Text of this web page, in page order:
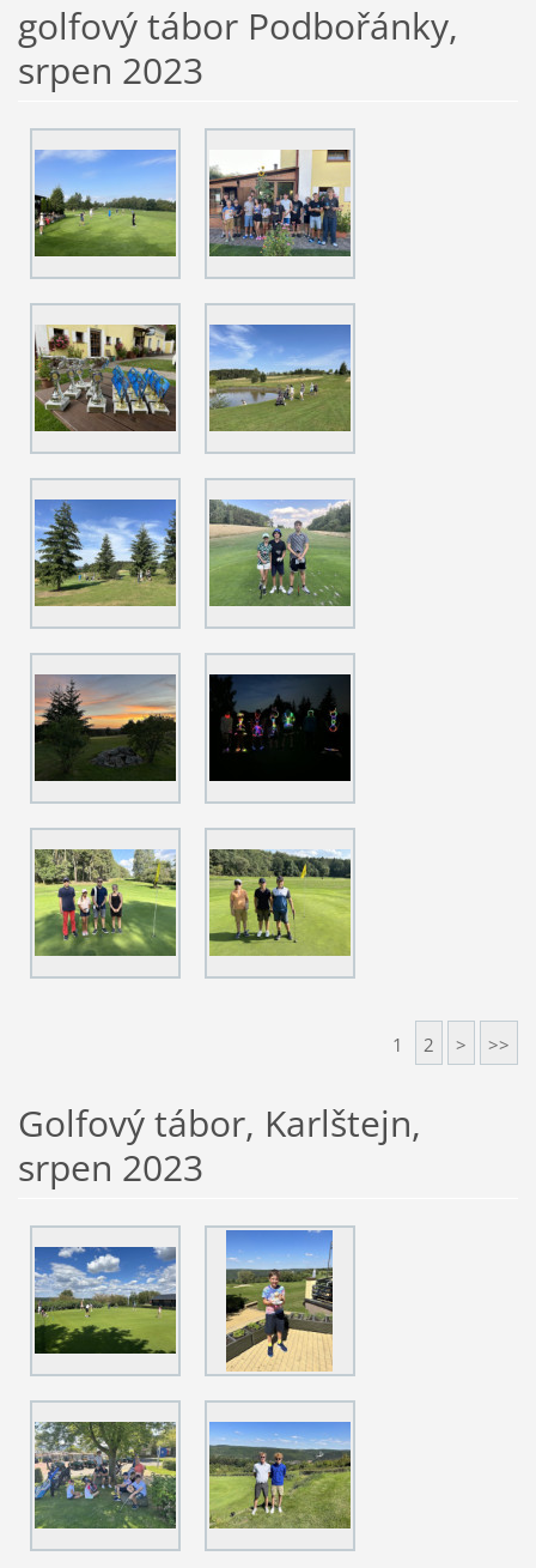
golfový tábor Podbořánky,
srpen 2023
1 2 > >>
Golfový tábor, Karlštejn,
srpen 2023